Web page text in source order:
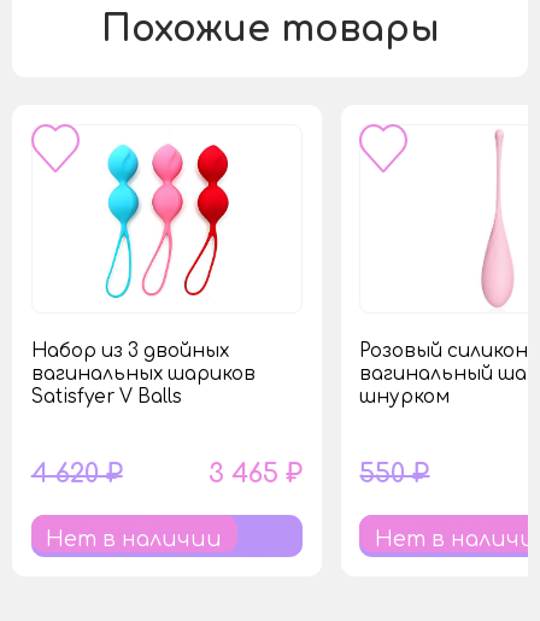
Похожие товары
Набор из 3 двойных
вагинальных шариков
Satisfyer V Balls
4 620 ₽ 3 465 ₽
Нет в наличии
Розовый
вагинальный
шнурком
550 ₽
Нет в